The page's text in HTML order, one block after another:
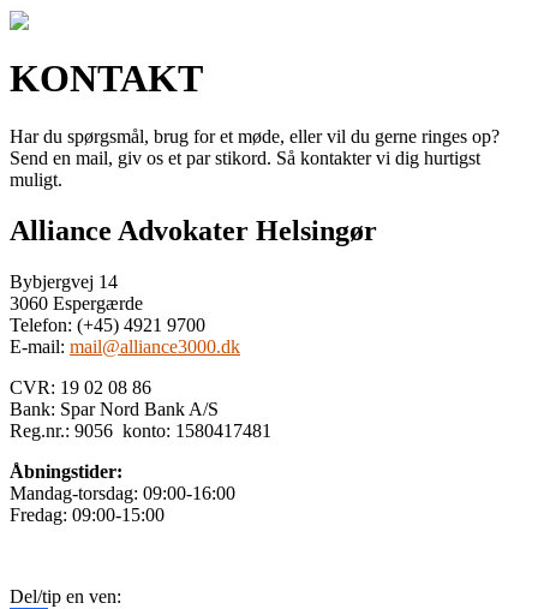
KONTAKT
Har du spørgsmål, brug for et møde, eller vil du gerne ringes op?
Send en mail, giv os et par stikord. Så kontakter vi dig hurtigst
muligt.
Alliance Advokater Helsingør
Bybjergvej 14
3060 Espergærde
Telefon: (+45) 4921 9700
E-mail: mail@alliance3000.dk
CVR: 19 02 08 86
Bank: Spar Nord Bank A/S
Reg.nr.: 9056 konto: 1580417481
Åbningstider:
Mandag-torsdag: 09:00-16:00
Fredag: 09:00-15:00
Del/tip en ven: